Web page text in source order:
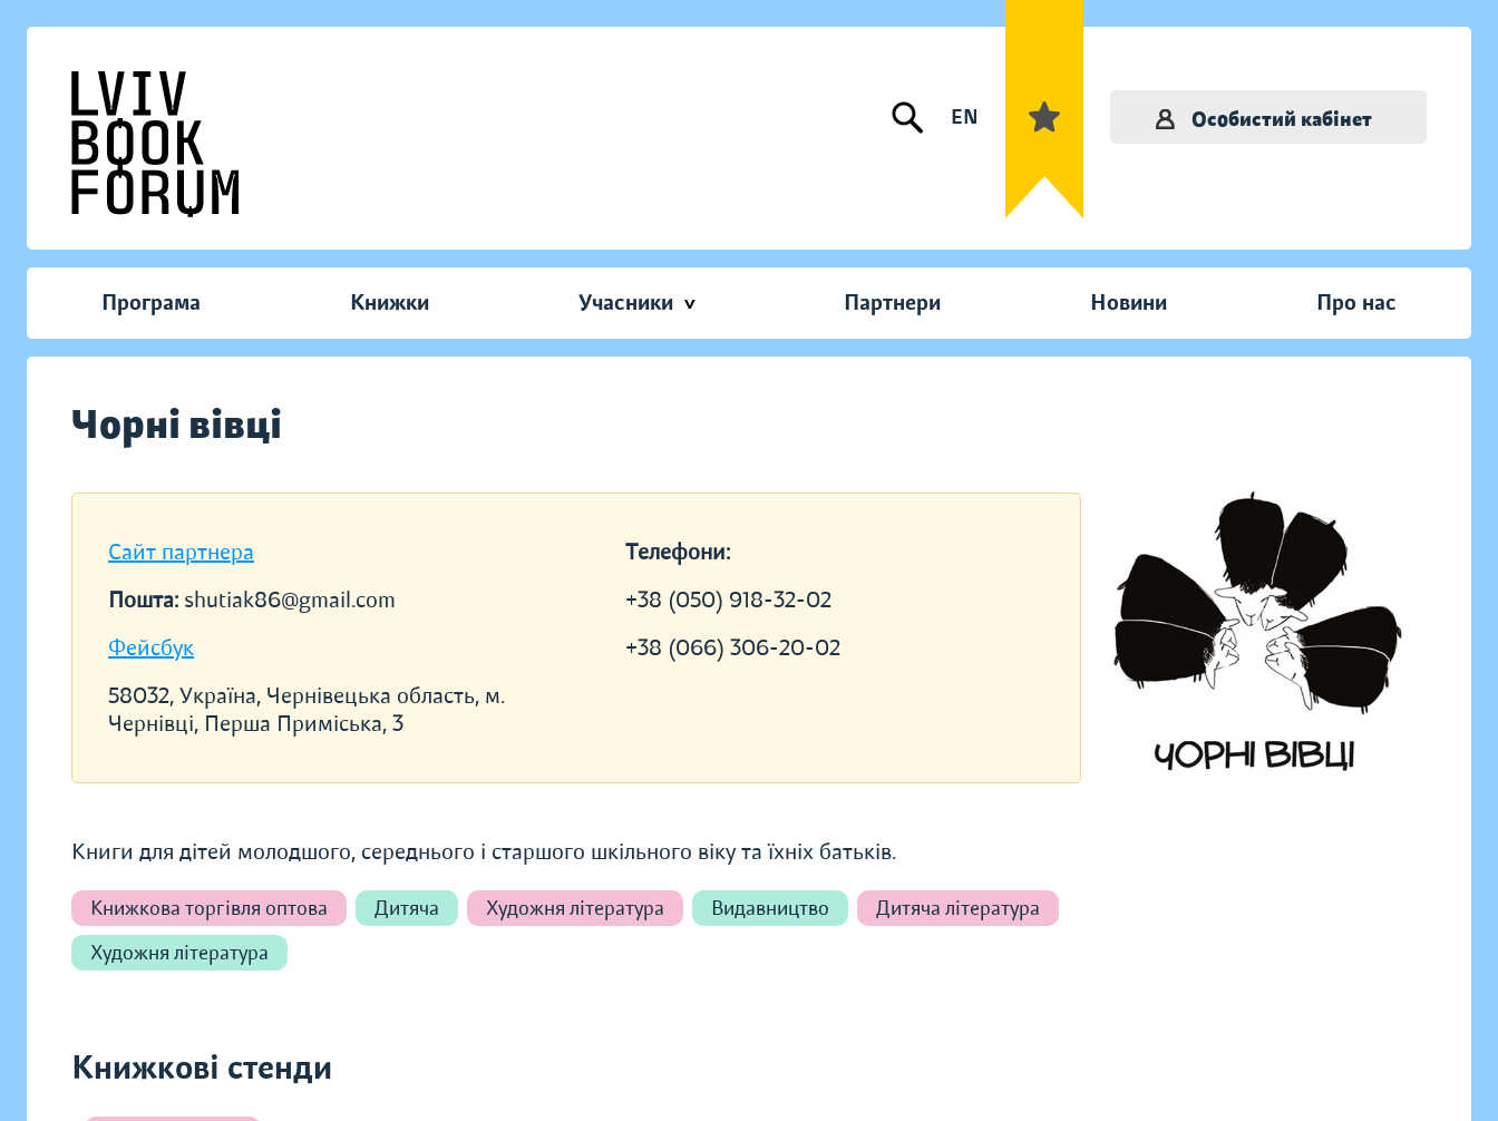
EN Особистий кабінет
Програма Книжки Учасники Партнери Новини Про нас
Чорні вівці
Сайт партнера
Пошта: shutiak86@gmail.com
Фейсбук
58032, Україна, Чернівецька область, м.
Чернівці, Перша Приміська, 3
Телефони:
+38 (050) 918-32-02
+38 (066) 306-20-02
Книги для дітей молодшого, середнього і старшого шкільного віку та їхніх батьків.
Книжкова торгівля оптова Дитяча Художня література Видавництво
Дитяча література
Художня література
Книжкові стенди